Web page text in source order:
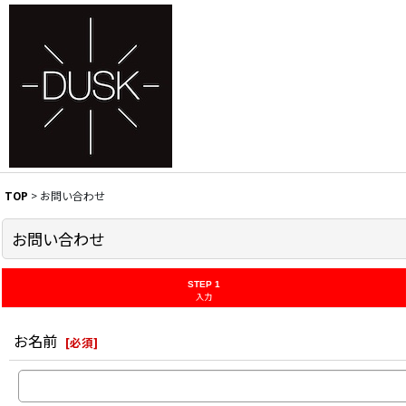
TOP > お問い合わせ
お問い合わせ
STEP 1
入力
お名前 [必須]